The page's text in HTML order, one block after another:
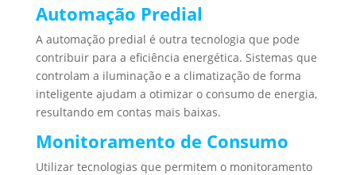
Automação Predial
A automação predial é outra tecnologia que pode
contribuir para a eficiência energética. Sistemas que
controlam a iluminação e a climatização de forma
inteligente ajudam a otimizar o consumo de energia,
resultando em contas mais baixas.
Monitoramento de Consumo
Utilizar tecnologias que permitem o monitoramento